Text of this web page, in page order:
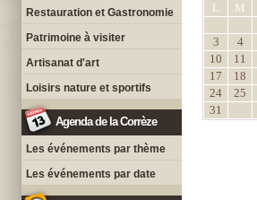
Restauration et Gastronomie
Patrimoine à visiter
Artisanat d'art
Loisirs nature et sportifs
Agenda de la Corrèze
Les événements par thème
Les événements par date
L M
3
4
10
11
17
18
24
25
31